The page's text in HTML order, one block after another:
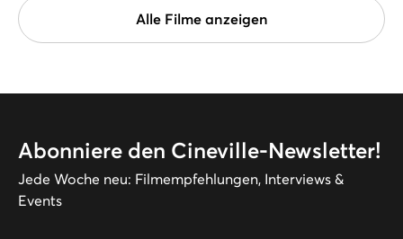
Alle Filme anzeigen
Abonniere den Cineville-Newsletter!
Jede Woche neu: Filmempfehlungen, Interviews &
Events